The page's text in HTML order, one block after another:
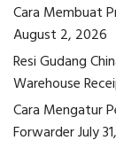
Cara Membuat
August 2, 2026
Resi Gudang
Warehouse
Cara Mengatur
ForwarderJuly